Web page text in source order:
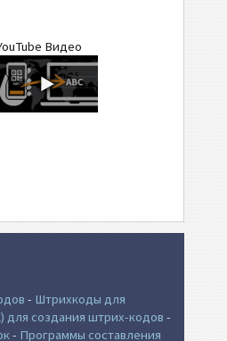
Видео
- Штрихкоды для
для создания штрих-кодов -
- Программы составления